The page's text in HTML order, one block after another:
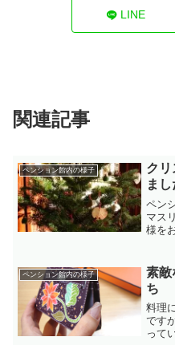
LINE
関連記事
ペンション館内の様子
クリ
まし
ペン
マス
様を
きま
の赤
ペンション館内の様子
素敵
ち
料理
です
って